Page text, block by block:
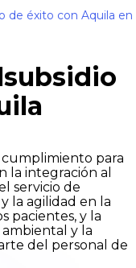
de éxito con Aquila en
para
la integración al
servicio de
la agilidad en la
pacientes, y la
y la
del personal de